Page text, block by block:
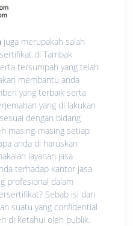
juga merupakah salah
di Tambak
tersumpah yang telah
membantu anda
yang terbaik serta
yang di lakukan
dengan bidang
masing-masing setiap
anda di haruskan
layanan jasa
terhadap kantor jasa
profesional dalam
Sebab isi dari
suatu yang confidential
di ketahui oleh publik.